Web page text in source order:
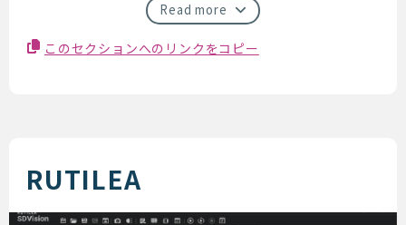
Read more
このセクションへのリンクをコピー
RUTILEA